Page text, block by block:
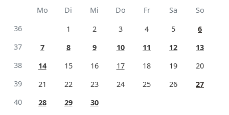
Mo
Di Mi Do Fr Sa
So
36
1 2 3 4 5
6
37
7 8 9 10 11 12
13
38
14 15 16 17 18 19
20
39
21 22 23 24 25 26
27
40
28 29
30